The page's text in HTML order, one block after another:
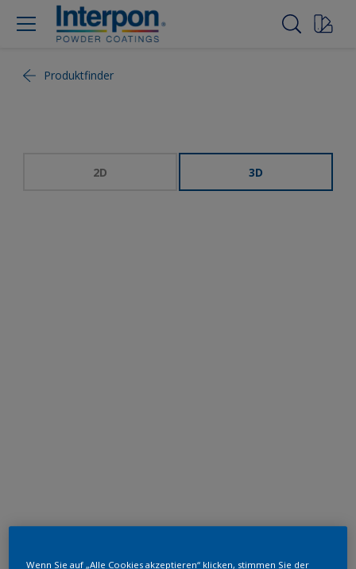
Produktfinder
2D 3D
Wenn Sie auf „Alle Cookies akzeptieren“ klicken, stimmen Sie der